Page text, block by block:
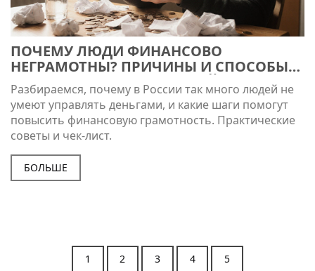
ПОЧЕМУ ЛЮДИ ФИНАНСОВО
НЕГРАМОТНЫ? ПРИЧИНЫ И СПОСОБЫ
ПОВЫШЕНИЯ ФИНАНСОВОЙ
ГРАМОТНОСТИ
Разбираемся, почему в России так много людей не
умеют управлять деньгами, и какие шаги помогут
повысить финансовую грамотность. Практические
советы и чек‑лист.
БОЛЬШЕ
1 2 3 4 5